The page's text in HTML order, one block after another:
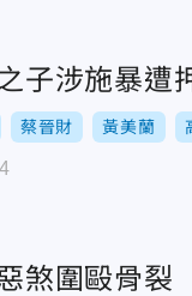
子涉施暴遭
蔡晉財 黃美蘭
煞圍毆骨